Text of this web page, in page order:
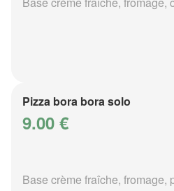
Pizza bora bora solo
9.00 €
Base crème fraîche, fromage,